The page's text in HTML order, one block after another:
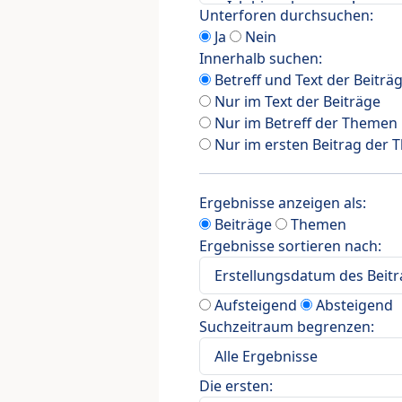
Unterforen durchsuchen:
Ja
Nein
Innerhalb suchen:
Betreff und Text der
Nur im Text der Beiträge
Nur im Betreff der Themen
Nur im ersten Beitrag der
Ergebnisse anzeigen als:
Beiträge
Themen
Ergebnisse sortieren nach:
Aufsteigend
Absteigend
Suchzeitraum begrenzen:
Die ersten: